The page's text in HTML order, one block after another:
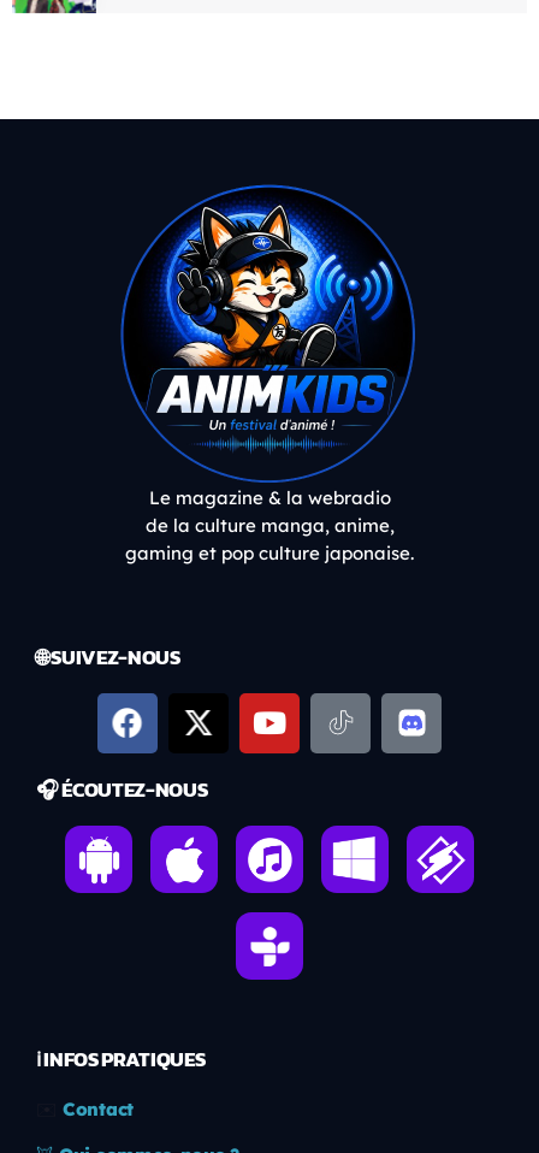
Le magazine & la webradio
de la culture manga, anime,
gaming et pop culture japonaise.
🌐 SUIVEZ-NOUS
🎧 ÉCOUTEZ-NOUS
ℹ️ INFOS PRATIQUES
Contact